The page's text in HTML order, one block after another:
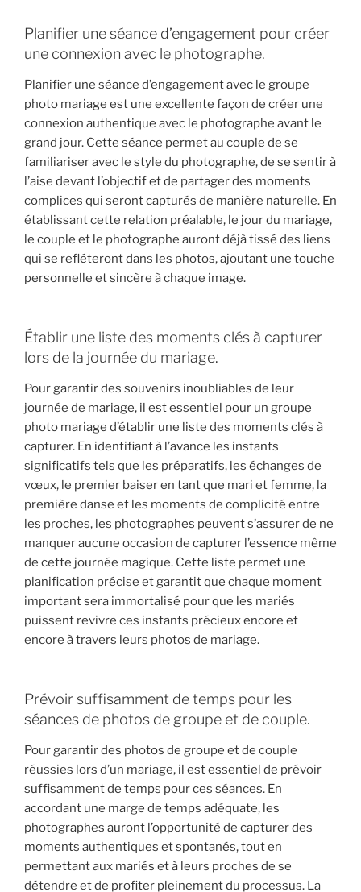
Planifier une séance d’engagement pour créer
une connexion avec le photographe.
Planifier une séance d’engagement avec le groupe
photo mariage est une excellente façon de créer une
connexion authentique avec le photographe avant le
grand jour. Cette séance permet au couple de se
familiariser avec le style du photographe, de se sentir à
l’aise devant l’objectif et de partager des moments
complices qui seront capturés de manière naturelle. En
établissant cette relation préalable, le jour du mariage,
le couple et le photographe auront déjà tissé des liens
qui se refléteront dans les photos, ajoutant une touche
personnelle et sincère à chaque image.
Établir une liste des moments clés à capturer
lors de la journée du mariage.
Pour garantir des souvenirs inoubliables de leur
journée de mariage, il est essentiel pour un groupe
photo mariage d’établir une liste des moments clés à
capturer. En identifiant à l’avance les instants
significatifs tels que les préparatifs, les échanges de
vœux, le premier baiser en tant que mari et femme, la
première danse et les moments de complicité entre
les proches, les photographes peuvent s’assurer de ne
manquer aucune occasion de capturer l’essence même
de cette journée magique. Cette liste permet une
planification précise et garantit que chaque moment
important sera immortalisé pour que les mariés
puissent revivre ces instants précieux encore et
encore à travers leurs photos de mariage.
Prévoir suffisamment de temps pour les
séances de photos de groupe et de couple.
Pour garantir des photos de groupe et de couple
réussies lors d’un mariage, il est essentiel de prévoir
suffisamment de temps pour ces séances. En
accordant une marge de temps adéquate, les
photographes auront l’opportunité de capturer des
moments authentiques et spontanés, tout en
permettant aux mariés et à leurs proches de se
détendre et de profiter pleinement du processus. La